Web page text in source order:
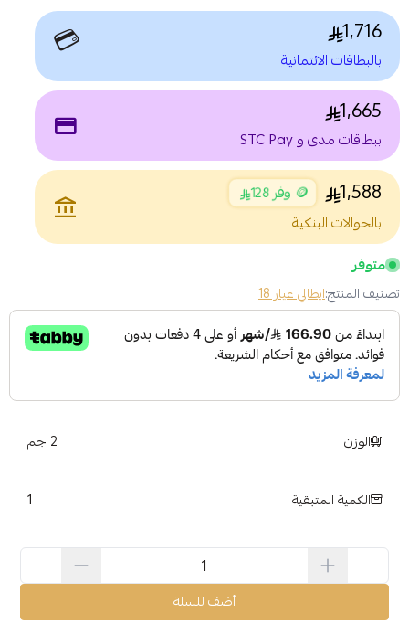
1,716
بالبطاقات الائتمانية 💳
1,665
ببطاقات مدى و STC Pay payment
1,588 🪙 وفر 128
بالحوالات البنكية
account_balance
متوفر
تصنيف المنتج:ايطالي عيار 18
الوزن 2 جم
الكمية المتبقية 1
أضف للسلة